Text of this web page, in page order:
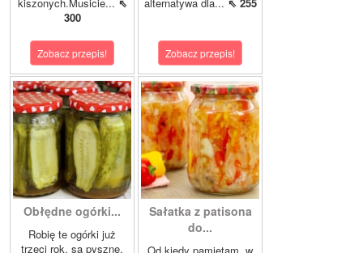
kiszonych.Musicie... ⇖
300
Zobacz przepis!
alternatywa dla... ⇖ 255
Zobacz przepis!
Obłędne ogórki...
Robię te ogórki już
trzeci rok, są pyszne.
Sałatka z patisona
do...